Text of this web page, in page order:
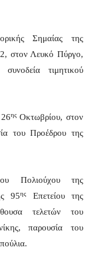
Σημαίας της
στον Λευκό Πύργο,
τιμητικού
ηςΟκτωβρίου, στον
του Προέδρου της
Πολιούχου της
95ηςΕπετείου της
τελετών του
παρουσία του